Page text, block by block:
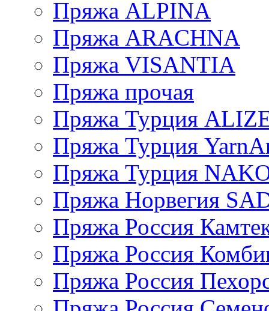
Пряжа ALPINA
Пряжа ARACHNA
Пряжа VISANTIA
Пряжа прочая
Пряжа Турция
Пряжа Турция
Пряжа Турция
Пряжа Норвегия
Пряжа Россия
Пряжа Россия
Пряжа Россия